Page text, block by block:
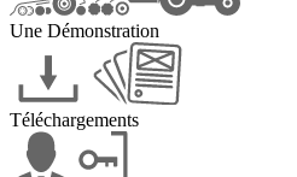
Une Démonstration
Téléchargements